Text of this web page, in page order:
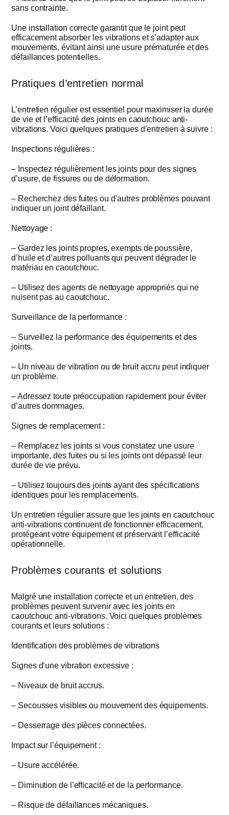
sans contrainte.
Une installation correcte garantit que le joint peut
efficacement absorber les vibrations et s’adapter aux
mouvements, évitant ainsi une usure prématurée et des
défaillances potentielles.
Pratiques d’entretien normal
L’entretien régulier est essentiel pour maximiser la durée
de vie et l’efficacité des joints en caoutchouc anti-
vibrations. Voici quelques pratiques d’entretien à suivre :
Inspections régulières :
– Inspectez régulièrement les joints pour des signes
d’usure, de fissures ou de déformation.
– Recherchez des fuites ou d’autres problèmes pouvant
indiquer un joint défaillant.
Nettoyage :
– Gardez les joints propres, exempts de poussière,
d’huile et d’autres polluants qui peuvent dégrader le
matériau en caoutchouc.
– Utilisez des agents de nettoyage appropriés qui ne
nuisent pas au caoutchouc.
Surveillance de la performance :
– Surveillez la performance des équipements et des
joints.
– Un niveau de vibration ou de bruit accru peut indiquer
un problème.
– Adressez toute préoccupation rapidement pour éviter
d’autres dommages.
Signes de remplacement :
– Remplacez les joints si vous constatez une usure
importante, des fuites ou si les joints ont dépassé leur
durée de vie prévu.
– Utilisez toujours des joints ayant des spécifications
identiques pour les remplacements.
Un entretien régulier assure que les joints en caoutchouc
anti-vibrations continuent de fonctionner efficacement,
protégeant votre équipement et préservant l’efficacité
opérationnelle.
Problèmes courants et solutions
Malgré une installation correcte et un entretien, des
problèmes peuvent survenir avec les joints en
caoutchouc anti-vibrations. Voici quelques problèmes
courants et leurs solutions :
Identification des problèmes de vibrations
Signes d’une vibration excessive :
– Niveaux de bruit accrus.
– Secousses visibles ou mouvement des équipements.
– Desserrage des pièces connectées.
Impact sur l’équipement :
– Usure accélérée.
– Diminution de l’efficacité et de la performance.
– Risque de défaillances mécaniques.